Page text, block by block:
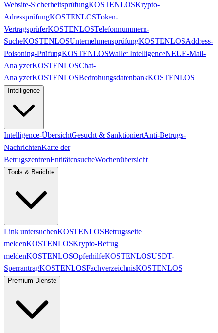
Website-SicherheitsprüfungKOSTENLOSKrypto-
AdressprüfungKOSTENLOSToken-
VertragsprüferKOSTENLOSTelefonnummern-
SucheKOSTENLOSUnternehmensprüfungKOSTENLOSAddress-
Poisoning-PrüfungKOSTENLOSWallet IntelligenceNEUE-Mail-
AnalyzerKOSTENLOSChat-
AnalyzerKOSTENLOSBedrohungsdatenbankKOSTENLOS
Intelligence
Intelligence-ÜbersichtGesucht & SanktioniertAnti-Betrugs-
NachrichtenKarte der
BetrugszentrenEntitätensucheWochenübersicht
Tools & Berichte
Link untersuchenKOSTENLOSBetrugsseite
meldenKOSTENLOSKrypto-Betrug
meldenKOSTENLOSOpferhilfeKOSTENLOSUSDT-
SperrantragKOSTENLOSFachverzeichnisKOSTENLOS
Premium-Dienste